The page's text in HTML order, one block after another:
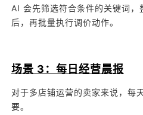
AI 会先筛选符合条件的关键词，
后，再批量执行调价动作。
场景 3：每日经营晨报
对于多店铺运营的卖家来说，每
要。